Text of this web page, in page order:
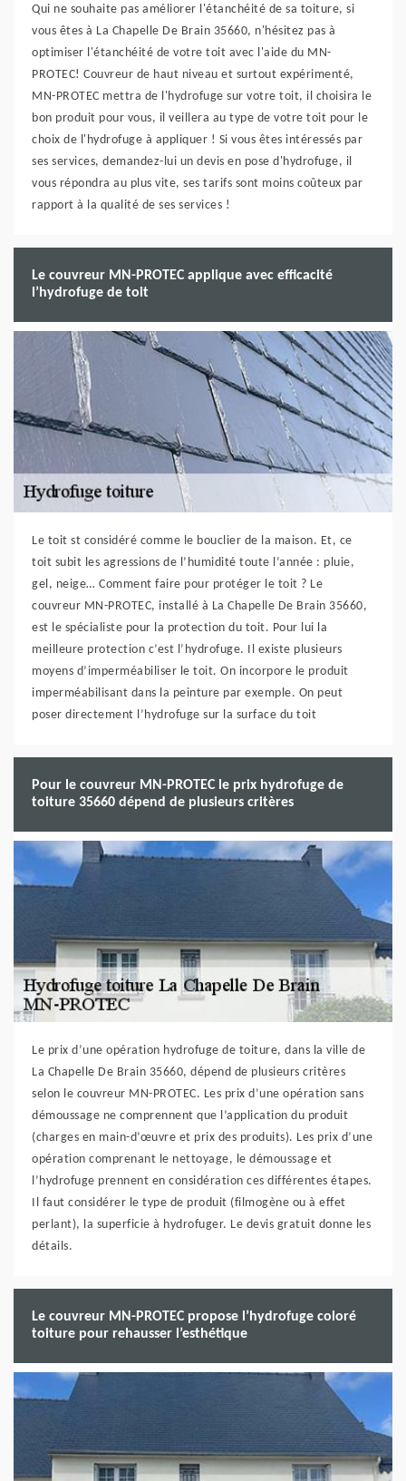
Qui ne souhaite pas améliorer l'étanchéité de sa toiture, si
vous êtes à La Chapelle De Brain 35660, n'hésitez pas à
optimiser l'étanchéité de votre toit avec l'aide du MN-
PROTEC! Couvreur de haut niveau et surtout expérimenté,
MN-PROTEC mettra de l'hydrofuge sur votre toit, il choisira le
bon produit pour vous, il veillera au type de votre toit pour le
choix de l'hydrofuge à appliquer ! Si vous êtes intéressés par
ses services, demandez-lui un devis en pose d'hydrofuge, il
vous répondra au plus vite, ses tarifs sont moins coûteux par
rapport à la qualité de ses services !
Le couvreur MN-PROTEC applique avec efficacité
l’hydrofuge de toit
Le toit st considéré comme le bouclier de la maison. Et, ce
toit subit les agressions de l’humidité toute l’année : pluie,
gel, neige… Comment faire pour protéger le toit ? Le
couvreur MN-PROTEC, installé à La Chapelle De Brain 35660,
est le spécialiste pour la protection du toit. Pour lui la
meilleure protection c’est l’hydrofuge. Il existe plusieurs
moyens d’imperméabiliser le toit. On incorpore le produit
imperméabilisant dans la peinture par exemple. On peut
poser directement l’hydrofuge sur la surface du toit
Pour le couvreur MN-PROTEC le prix hydrofuge de
toiture 35660 dépend de plusieurs critères
Le prix d’une opération hydrofuge de toiture, dans la ville de
La Chapelle De Brain 35660, dépend de plusieurs critères
selon le couvreur MN-PROTEC. Les prix d’une opération sans
démoussage ne comprennent que l’application du produit
(charges en main-d’œuvre et prix des produits). Les prix d’une
opération comprenant le nettoyage, le démoussage et
l’hydrofuge prennent en considération ces différentes étapes.
Il faut considérer le type de produit (filmogène ou à effet
perlant), la superficie à hydrofuger. Le devis gratuit donne les
détails.
Le couvreur MN-PROTEC propose l’hydrofuge coloré
toiture pour rehausser l’esthétique